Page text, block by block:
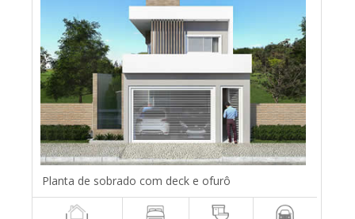
Planta de sobrado com deck e ofurô